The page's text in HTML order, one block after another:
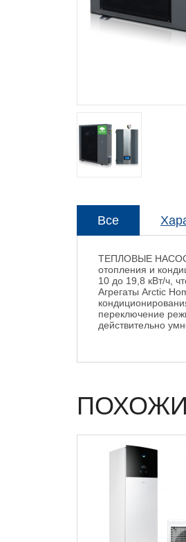
Все
ТЕПЛОВЫЕ НАСОСЫ
отопления и
10 до 19,8 кВт/ч,
Агрегаты Arctic
переключение
действительно